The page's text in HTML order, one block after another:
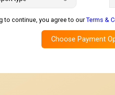
to continue, you agree to ourTerms &